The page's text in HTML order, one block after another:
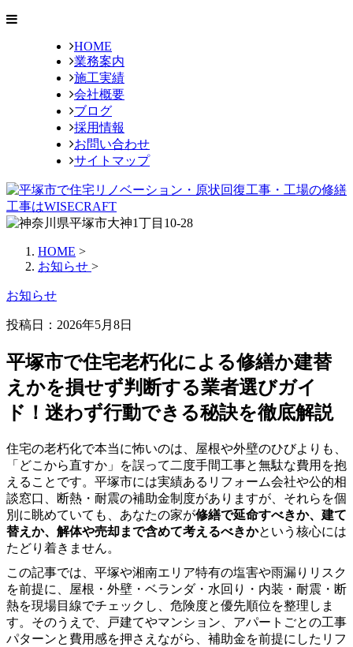
HOME
業務案内
施工実績
会社概要
ブログ
採用情報
お問い合わせ
サイトマップ
HOME >
お知らせ >
お知らせ
投稿日： 2026年5月8日
平塚市で住宅老朽化による修繕か建替
えかを損せず判断する業者選びガイ
ド！迷わず行動できる秘訣を徹底解説
住宅の老朽化で本当に怖いのは、屋根や外壁のひびよりも、
「どこから直すか」を誤って二度手間工事と無駄な費用を抱
えることです。平塚市には実績あるリフォーム会社や公的相
談窓口、断熱・耐震の補助金制度がありますが、それらを個
別に眺めていても、あなたの家が修繕で延命すべきか、建て
替えか、解体や売却まで含めて考えるべきかという核心には
たどり着きません。
この記事では、平塚や湘南エリア特有の塩害や雨漏りリスク
を前提に、屋根・外壁・ベランダ・水回り・内装・耐震・断
熱を現場目線でチェックし、危険度と優先順位を整理しま
す。そのうえで、戸建てやマンション、アパートごとの工事
パターンと費用感を押さえながら、補助金を前提にしたリフ